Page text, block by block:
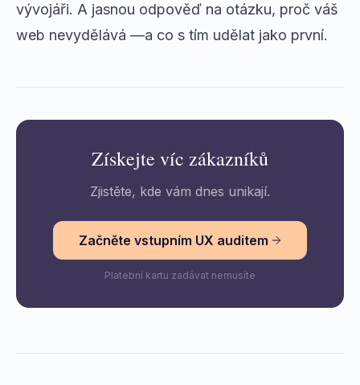
vývojáři. A jasnou odpověď na otázku, proč váš
web nevydělává —a co s tím udělat jako první.
Získejte víc zákazníků
Zjistěte, kde vám dnes unikají.
Začněte vstupním UX auditem
Platební kartu zadávat nemusíte